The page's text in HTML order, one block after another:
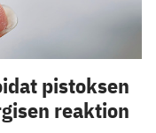
pistoksen
reaktion